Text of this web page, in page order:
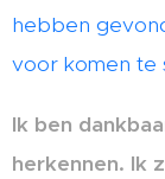
hebben
voor komen te
Ik ben
herkennen. Ik